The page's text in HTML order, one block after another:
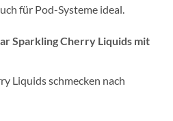
für Pod-Systeme ideal.
Sparkling Cherry Liquids mit
Liquids schmecken nach